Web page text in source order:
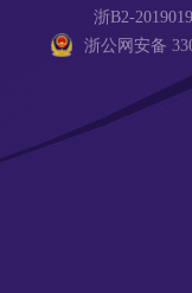
浙公网安备
浙B2-